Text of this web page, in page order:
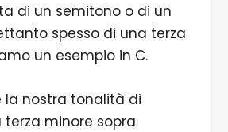
di un semitono o di un
spesso di una terza
un esempio in C.
la nostra tonalità di
terza minore sopra